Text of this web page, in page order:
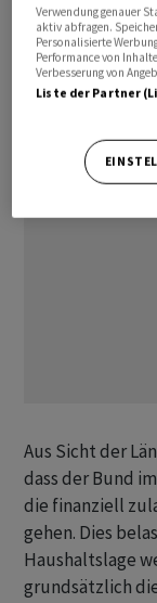
Die zur
Tabaksteuer
für Länder und
Aus Sicht der
dass der Bund
die finanziell
gehen. Dies
Haushaltslage
grundsätzlich
Verwendung genauer
aktiv abfragen.
Personalisierte
Performance von
Verbesserung von
Liste der Partner